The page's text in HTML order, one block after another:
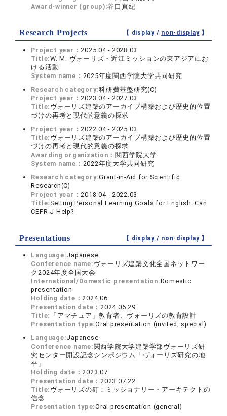
Award-winner (group):谷口真紀
Research Projects 【 display / non-display】
Project year：2025.04 - 2028.03
Title:W. M. ヴォーリズ・近江ミッションの東アジアにお
ける活動
System name： 2025年度関西学院大学共同研究
Research category:科研費基盤研究(C)
Project year：2023.04 - 2027.03
Title: ヴォーリズ建築のアーカイブ構築および歴史的位置
づけの再考と現代的意義の探求
Project year：2022.04 - 2025.03
Title: ヴォーリズ建築のアーカイブ構築および歴史的位置
づけの再考と現代的意義の探求
Awarding organization： 関西学院大学
System name： 2022年度大学共同研究
Research category:Grant-in-Aid for Scientific
Research(C)
Project year：2018.04 - 2022.03
Title: Setting Personal Learning Goals for English: Can
CEFR-J Help?
Presentations 【 display / non-display】
Language:Japanese
Conference name: ヴォーリズ建築文化全国ネットワー
ク2024年度全国大会
International/Domestic presentation:Domestic
presentation
Holding date：2024.06
Presentation date：2024.06.29
Title: 「アマチュア」教育者、ヴォーリズの教育設計
Presentation type:Oral presentation (invited, special)
Language:Japanese
Conference name: 関西学院大学建築学部ヴォーリズ研
究センター開設記念シンポジウム「ヴォーリズ研究の地
平」
Holding date：2023.07
Presentation date：2023.07.22
Title: ヴォーリズの釘：ミッショナリー・アーキテクトの
信念
Presentation type:Oral presentation (general)